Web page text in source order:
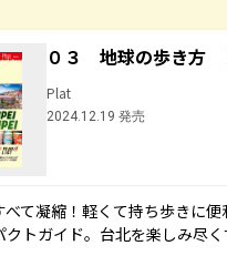
０３ 地球の歩き方
Plat
2024.12.19 発売
べて凝縮！軽くて持ち歩きに
クトガイド。台北を楽しみ尽